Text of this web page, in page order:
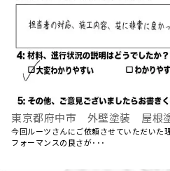
東京都府中市 外壁塗装 屋根
今回ルーツさんにご依頼させていただいた
フォーマンスの良さが･･･